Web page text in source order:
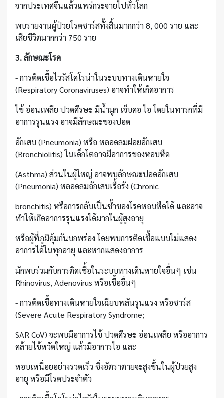
จากประเทศจีนแล้วแพร่กระจายไปทั่วโลก
พบรายงานผู้ป่วยโรคซาร์สทั้งสิ้นมากกว่า 8, 000 ราย และ
เสียชีวิตมากกว่า 750 ราย
3. ลักษณะโรค
- การติดเชื้อไวรัสโคโรน่าในระบบทางเดินหายใจ
(Respiratory Coronaviruses) อาจทำให้เกิดอาการ
ไข้ อ่อนเพลีย ปวดศีรษะ มีน้ำมูก เจ็บคอ ไอ โดยในทารกที่มี
อาการรุนแรง อาจมีลักษณะของปอด
อักเสบ (Pneumonia) หรือ หลอดลมฝอยอักเสบ
(Bronchiolitis) ในเด็กโตอาจมีอาการของหอบหืด
(Asthma) ส่วนในผู้ใหญ่ อาจพบลักษณะปอดอักเสบ
(Pneumonia) หลอดลมอักเสบเรื้อรัง (Chronic
bronchitis) หรือการกลับเป็นซ้ำของโรคหอบหืดได้ และอาจ
ทำให้เกิดอาการรุนแรงได้มากในผู้สูงอายุ
หรือผู้ที่ภูมิคุ้มกันบกพร่อง โดยพบการติดเชื้อแบบไม่แสดง
อาการได้ในทุกอายุ และหากแสดงอาการ
มักพบร่วมกับการติดเชื้อในระบบทางเดินหายใจอื่นๆ เช่น
Rhinovirus, Adenovirus หรือเชื้ออื่นๆ
- การติดเชื้อทางเดินหายใจเฉียบพลันรุนแรง หรือซาร์ส
(Severe Acute Respiratory Syndrome;
SAR CoV) จะพบมีอาการไข้ ปวดศีรษะ อ่อนเพลีย หรืออาการ
คล้ายไข้หวัดใหญ่ แล้วมีอาการไอ และ
หอบเหนื่อยอย่างรวดเร็ว ซึ่งอัตราตายจะสูงขึ้นในผู้ป่วยสูง
อายุ หรือมีโรคประจำตัว